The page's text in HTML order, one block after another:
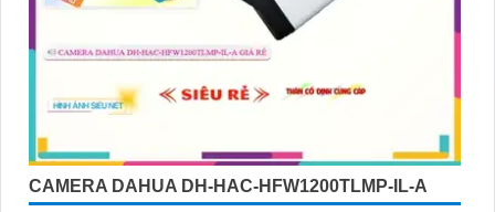
CAMERA DAHUA DH-HAC-HFW1200TLMP-IL-A